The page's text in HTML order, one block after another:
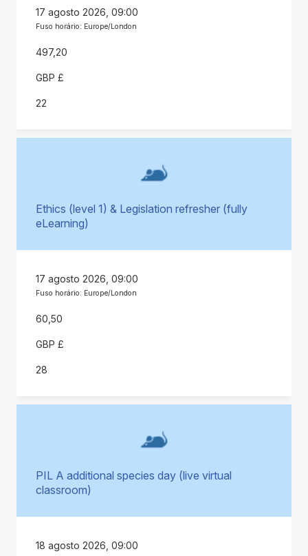
17 agosto 2026, 09:00
Fuso horário: Europe/London
497,20
GBP £
22
Ethics (level 1) & Legislation refresher (fully
eLearning)
17 agosto 2026, 09:00
Fuso horário: Europe/London
60,50
GBP £
28
PIL A additional species day (live virtual
classroom)
18 agosto 2026, 09:00